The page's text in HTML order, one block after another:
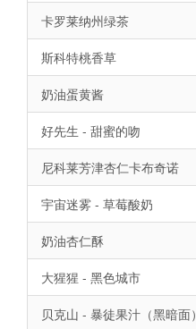
卡罗莱纳州绿茶
斯科特桃香草
奶油蛋黄酱
好先生 - 甜蜜的吻
尼科莱芳津杏仁卡布奇诺
宇宙迷雾 - 草莓酸奶
奶油杏仁酥
大猩猩 - 黑色城市
贝克山 - 暴徒果汁（黑暗面）